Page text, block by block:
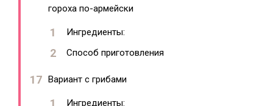
гороха по-армейски
Ингредиенты:
Способ приготовления
Вариант с грибами
Ингредиенты: